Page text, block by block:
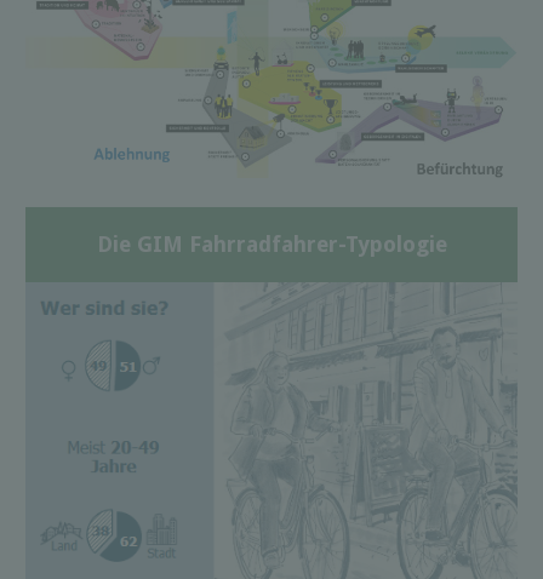
Die GIM Fahrradfahrer-Typologie